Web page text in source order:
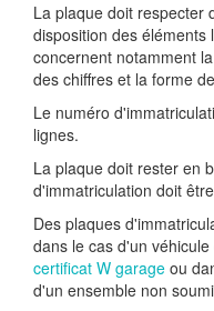
La plaque doit respecter
disposition des éléments
concernent notamment
des chiffres et la forme
Le numéro
lignes.
La plaque doit rester en
d'immatriculation doit
Des plaques
dans le cas d'un
certificat W garage ou
d'un ensemble non